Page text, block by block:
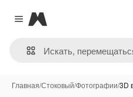
Close menu
Magnific
Главная/Стоковый/Фотографии/3D